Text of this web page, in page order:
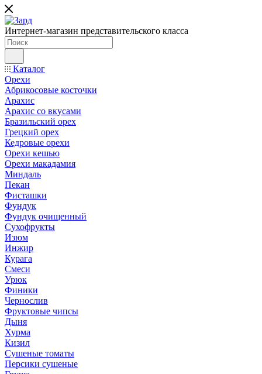
Интернет-магазин представительского класса
Каталог
Орехи
Абрикосовые косточки
Арахис
Арахис со вкусами
Бразильский орех
Грецкий орех
Кедровые орехи
Орехи кешью
Орехи макадамия
Миндаль
Пекан
Фисташки
Фундук
Фундук очищенный
Сухофрукты
Изюм
Инжир
Курага
Смеси
Урюк
Финики
Чернослив
Фруктовые чипсы
Дыня
Хурма
Кизил
Сушеные томаты
Персики сушеные